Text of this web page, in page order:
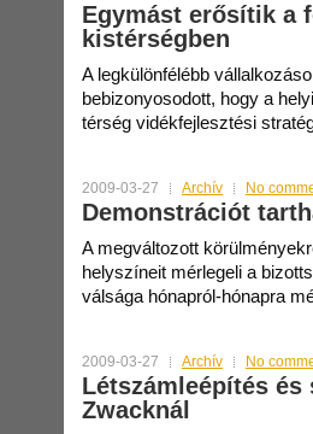
Egymást erősítik a
kistérségben
A legkülönfélébb
bebizonyosodott, hogy a
térség vidékfejlesztési
2009-03-27 Archív No
Demonstrációt
A megváltozott
helyszíneit mérlegeli a
válsága hónapról-hónapra
2009-03-27 Archív No
Létszámleépítés és
Zwacknál